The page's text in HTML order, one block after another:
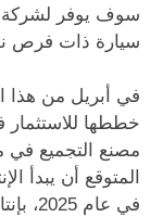
سوف يوفر
سيارة ذات فرص
في أبريل من هذا
خططها للاستثمار
مصنع التجميع في
المتوقع أن يبدأ